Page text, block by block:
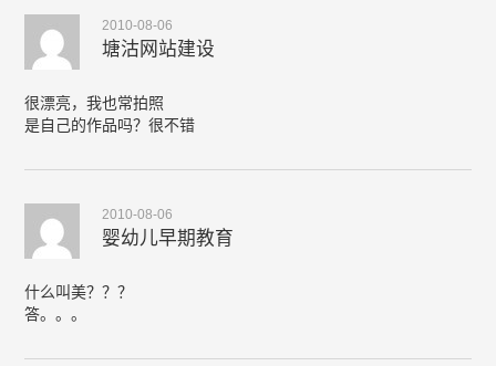
2010-08-06
塘沽网站建设
很漂亮，我也常拍照
是自己的作品吗？很不错
2010-08-06
婴幼儿早期教育
什么叫美？？？
答。。。